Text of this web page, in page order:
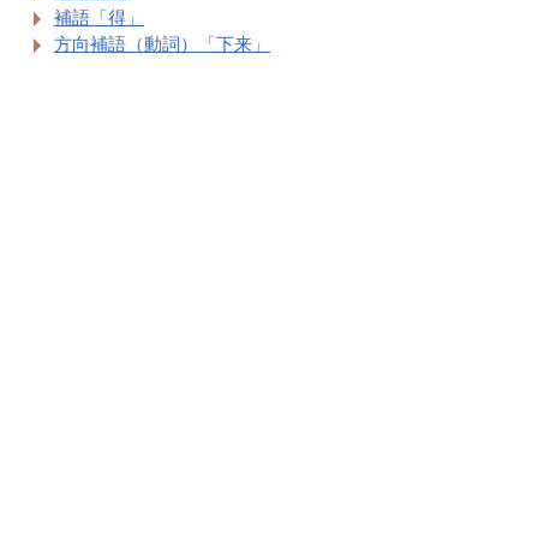
補語「得」
方向補語（動詞）「下来」